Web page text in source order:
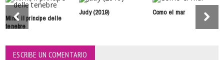
Mimi, il principe delle
tenebre
Judy (2019) Como el mar
ESCRIBE UN COMENTARIO